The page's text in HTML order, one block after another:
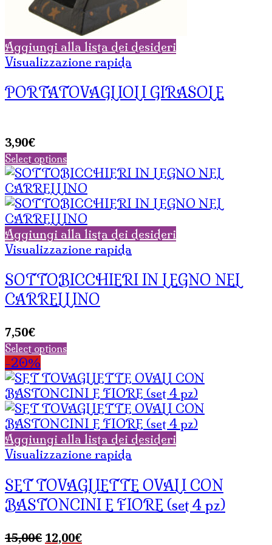
Aggiungi alla lista dei desideri
Visualizzazione rapida
PORTATOVAGLIOLI GIRASOLE
3,90€
Select options
Aggiungi alla lista dei desideri
Visualizzazione rapida
SOTTOBICCHIERI IN LEGNO NEL
CARRELLINO
7,50€
Select options
-20%
Aggiungi alla lista dei desideri
Visualizzazione rapida
SET TOVAGLIETTE OVALI CON
BASTONCINI E FIORE (set 4 pz)
15,00€ Il
12,00€Il